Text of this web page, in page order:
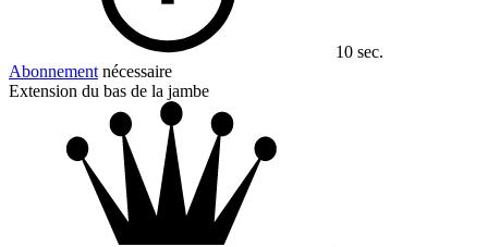
10 sec.
Abonnement nécessaire
Extension du bas de la jambe